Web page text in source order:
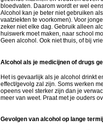
bloedvaten. Daarom wordt er wel
Alcohol kan je beter niet gebruiken
vaatziekten te voorkomen). Voor
zeker niet elke dag. Gebruik alleen
huiswerk moet maken, naar school
Geen alcohol. Ook niet thuis, of bij
Alcohol als je medicijnen of drugs
Het is gevaarlijk als je alcohol drinkt
effect/gevolg zal zijn. Soms werken
opeens veel sterker zijn dan je
meer van weet. Praat met je ouders
Gevolgen van alcohol op lange